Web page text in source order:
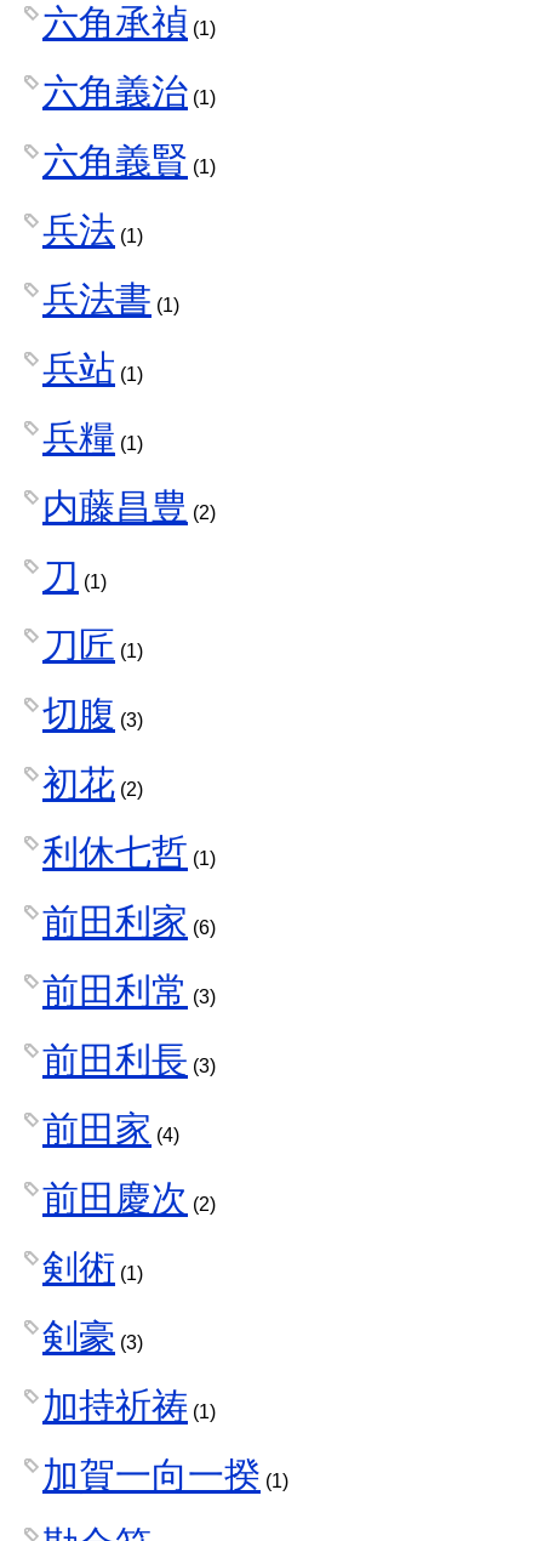
六角承禎 (1)
六角義治 (1)
六角義賢 (1)
兵法 (1)
兵法書 (1)
兵站 (1)
兵糧 (1)
内藤昌豊 (2)
刀 (1)
刀匠 (1)
切腹 (3)
初花 (2)
利休七哲 (1)
前田利家 (6)
前田利常 (3)
前田利長 (3)
前田家 (4)
前田慶次 (2)
剣術 (1)
剣豪 (3)
加持祈祷 (1)
加賀一向一揆 (1)